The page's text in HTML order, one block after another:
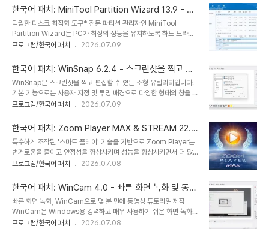
인..
스 메모장입니다.QOwnNotes를 사용하여 생각을 기록하고 나중에
Android용 Nextcloud 노트 또는 Nextcloud/ownCloud 웹 서
비스와 같은 모바일 장치에서 생각을 편집하거나 검색할 수 있습니다.
노트는 일반 텍스트 마크다운 파일로 저장되며 Nextcloud의 파일
동기화 기능과 동기화됩니다. 물론 Syncing 또는 Dropbox와 같은
한국어 패치: MiniTool Partition Wizard 13.9 - 파
티션 관리자 최신 한국어 팩
탁월한 디스크 최적화 도구* 전문 파티션 관리자인 MiniTool
Partition Wizard는 PC가 최상의 성능을 유지하도록 하드 드라이
브를 유연하게 구성할 수 있도록 지원합니다. 하드 드라이브 재분할 외
게 복구하는 유용한 기능을 제공합니다. 또한 사용자가 파일 시스템을
변환하거나, 하드 드라이브를 MBR과 GPT 간에 변환하거나, 동적 디
스크를 기본 디스크로 변환할 때마다 데이터 안전을 보장합니다. 그 결
과, 사용자들은 MiniTool Partition Wizard를 가장 신뢰할 수 있는
파티션 관리자로 평가합니다.파티션 생성/삭제/포맷간단한 단계로 파
고..
프로그램/한국어 패치 2026.07.09
한국어 패치: WinSnap 6.2.4 - 스크린샷을 찍고 편
집
WinSnap은 스크린샷을 찍고 편집할 수 있는 소형 유틸리티입니다.
기본 기능으로는 사용자 지정 및 투명 배경으로 다양한 형태의 창을 쉽
게 캡처할 수 있는 기능, 간편하고 자동적인 캔버스 변형, 색상 효과,
다양한 이미지 형식을 지원하며 고급 자동 저장 기능을 제공합니
다.WinSnap의 주요 기능은 다음과 같습니다.• 유연한 화면 캡처 기
능• Photoshop 스타일의 부드러운 그림자 효과• 강력한 이미지 처
리 및 기본 캔버스 변형• 다양한 이미지 형식 지원 및 고급 자동 저장
옵션• 간편한 웹 게시 및 이메일 전송• 다국어 사용자 인터페이스(유
은 창 형태 정보를..
프로그램/한국어 패치 2026.07.09
한국어 패치: Zoom Player MAX & STREAM 22.5
정식 버전 - 전문가용 미디어 플레이어
특수하게 조작된 '스마트 플레이' 기술을 기반으로 Zoom Player는
번거로움을 줄이고 안정성을 향상시키며 성능을 향상시키면서 더 많
은 미디어 파일 및 형식을 재생할 수 있습니다. Zoom Player는 사용
드, 리모컨을 사용하거나 태블릿 또는 전화와 같은 터치 입력 장치를
사용할 때 컨텐츠에 쉽게 액세스할 수 있습니다. 강력한 미디어 라이브
러리인 JukeBox 기능은 포스터, 배경 및 메타 데이터 정보 (개요, 캐
스팅, 장르 등)로 영화 및 TV 컬렉션을 한 단계 업그레이드합니
다.Zoom Player는 최신 미디어 형식과 인터페이스를 지원하여 완
프로그램/한국어 패치 2026.07.08
한국어 패치: WinCam 4.0 - 빠른 화면 녹화 및 동영
상 제작
빠른 화면 녹화, WinCam으로 몇 분 만에 동영상 튜토리얼 제작
WinCam은 Windows용 강력하고 매우 사용하기 쉬운 화면 녹화기
입니다. 특정 애플리케이션, 특정 지역 또는 전체 화면을 처리하고 그
프로그램/한국어 패치 2026.07.08